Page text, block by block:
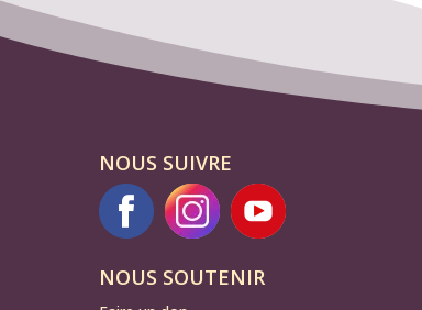
NOUS SUIVRE
NOUS SOUTENIR